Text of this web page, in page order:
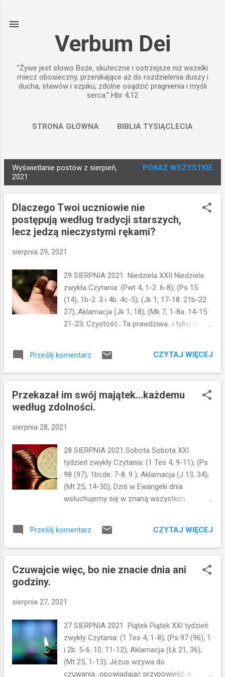
Verbum Dei
”Żywe jest słowo Boże, skuteczne i ostrzejsze niż wszelki
miecz obosieczny, przenikające aż do rozdzielenia duszy i
ducha, stawów i szpiku, zdolne osądzić pragnienia i myśli
serca.” Hbr 4,12
STRONA GŁÓWNA BIBLIA TYSIĄCLECIA
o
Wyświetlanie postów z sierpień,
2021
POKAŻ WSZYSTKIE
Dlaczego Twoi uczniowie nie
postępują według tradycji starszych,
lecz jedzą nieczystymi rękami?
sierpnia 29, 2021
29 SIERPNIA 2021 Niedziela XXII Niedziela
zwykła Czytania: (Pwt 4, 1-2. 6-8); (Ps 15
(14), 1b-2. 3 i 4b. 4c-5); (Jk 1, 17-18. 21b-22.
27); Aklamacja (Jk 1, 18); (Mk 7, 1-8a. 14-15.
21-23; Czystość...Ta prawdziwa...i tylko ta
Piśmie i faryzeuszy, którzy zarzucają jego
uczniom łamanie tradycji...U Jezusa zebrali
którzy przybyli z Jerozolimy. I zauważyli, że
niektórzy z Jego uczniów brali posiłek
Zapytali Go więc faryzeusze i uczeni w
jedzą nieczystymi rękami? To pytanie wcale
nie jest wyrazem troski o przestrzeganie
tradycji....Tu nie chodzi też o przestrzeganie
higieny. To szczególny wymiar ludzkiej
przyjmuje pozór dbałości o religijną
Prześlij komentarz CZYTAJ WIĘCEJ
Przekazał im swój majątek...każdemu
według zdolności.
sierpnia 28, 2021
28 SIERPNIA 2021 Sobota Sobota XXI
tydzień zwykły Czytania: (1 Tes 4, 9-11); (Ps
98 (97), 1bcde. 7-8. 9 ); Aklamacja (J 13, 34);
(Mt 25, 14-30); Dziś w Ewangelii dnia
wsłuchujemy się w znaną wszystkim
którymi mają dysponować podczas jego
nieobecności. Dwóch inwestuje majątek i
ziemi. Kiedy rządca wraca, chwali tych ze
schował pieniądze w ziemi...Wydaje się to
była zaskakująca, ponieważ rabini uczyli, że
właśnie zakopanie pieniędzy jest
najrozsądniejszym zachowaniem. Wśród
żydów taki czyn był rzeczą normalną a
Prześlij komentarz CZYTAJ WIĘCEJ
Czuwajcie więc, bo nie znacie dnia ani
godziny.
sierpnia 27, 2021
27 SIERPNIA 2021 Piątek Piątek XXI tydzień
zwykły Czytania: (1 Tes 4, 1-8); (Ps 97 (96), 1
i 2b. 5-6. 10. 11-12); Aklamacja (Łk 21, 36);
(Mt 25, 1-13); Jezus wzywa do
czuwania...opowiadając przypowieść o